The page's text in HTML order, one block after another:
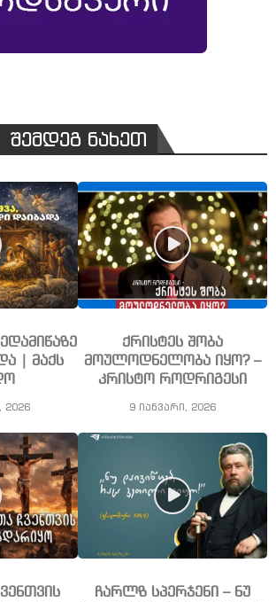
შემდეგ ნახეთ
| მაქს
2026
ქრისტეს შობა
მოულოდნელობა იყო? –
კრისტო როდრიგესი
9 იანვარი, 2026
ჩარლზ სპერჯენი – ნუ